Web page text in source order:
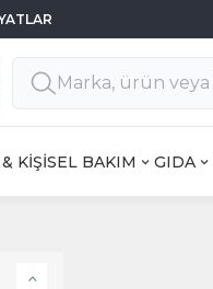
KİŞİSEL BAKIM GIDA